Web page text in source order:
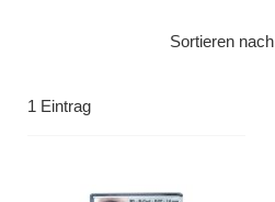
1 Eintrag
Sortieren nach